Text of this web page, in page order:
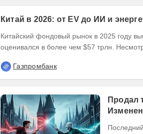
Китай в 2026: от EV до ИИ и
Китайский фондовый рынок в 2025 году
оценивался в более чем $57 трлн.
Газпромбанк
Продал
Последний раз писал про